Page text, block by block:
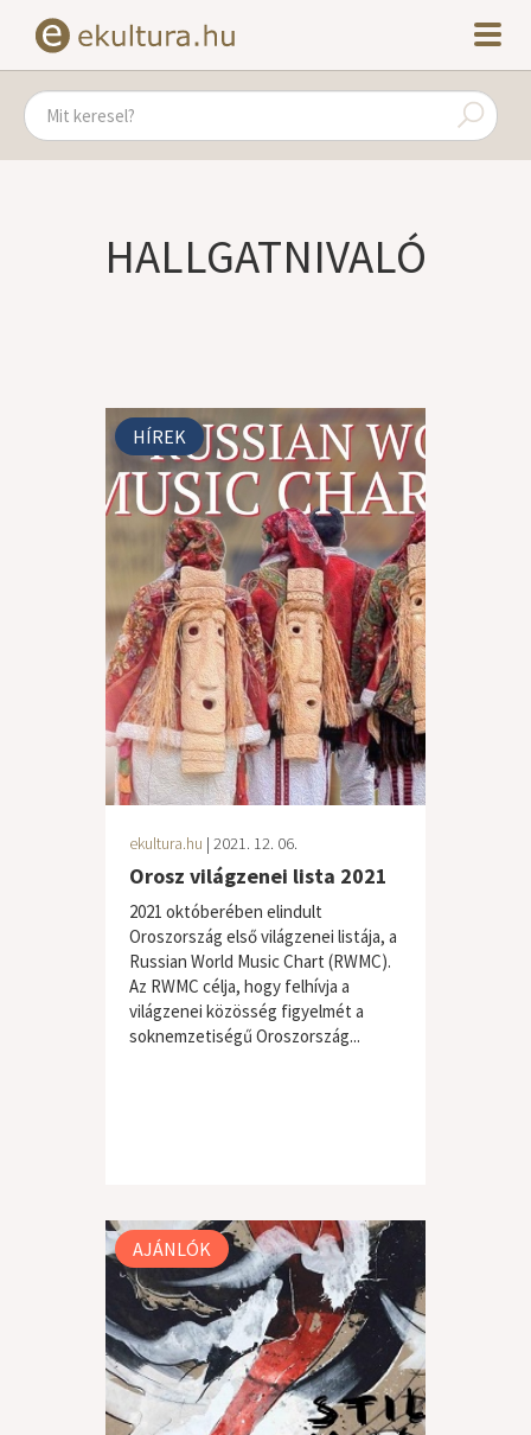
HALLGATNIVALÓ
HÍREK
ekultura.hu | 2021. 12. 06.
Orosz világzenei lista 2021
2021 októberében elindult
Oroszország első világzenei listája, a
Russian World Music Chart (RWMC).
Az RWMC célja, hogy felhívja a
világzenei közösség figyelmét a
soknemzetiségű Oroszország...
AJÁNLÓK